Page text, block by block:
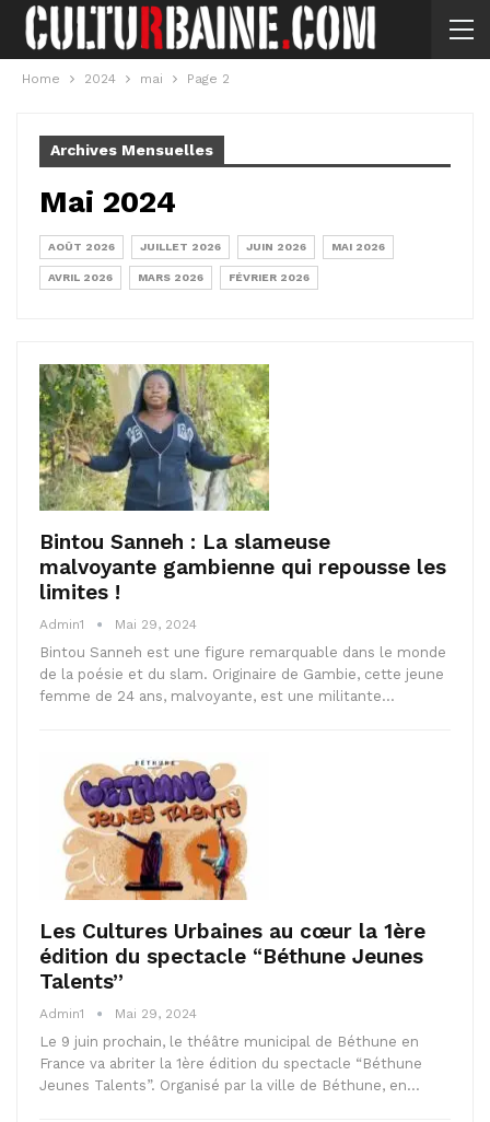
Home 2024 mai Page 2
Archives Mensuelles
Mai 2024
AOÛT 2026 JUILLET 2026 JUIN 2026 MAI 2026
AVRIL 2026 MARS 2026 FÉVRIER 2026
Bintou Sanneh : La slameuse
malvoyante gambienne qui repousse les
limites !
Admin1 Mai 29, 2024
Bintou Sanneh est une figure remarquable dans le monde
de la poésie et du slam. Originaire de Gambie, cette jeune
femme de 24 ans, malvoyante, est une militante…
Les Cultures Urbaines au cœur la 1ère
édition du spectacle “Béthune Jeunes
Talents”
Admin1 Mai 29, 2024
Le 9 juin prochain, le théâtre municipal de Béthune en
France va abriter la 1ère édition du spectacle “Béthune
Jeunes Talents”. Organisé par la ville de Béthune, en…